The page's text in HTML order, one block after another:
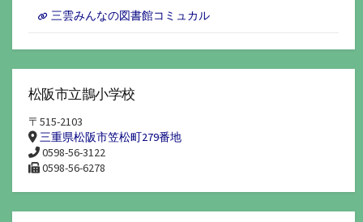
三雲みんなの図書館コミュカル
松阪市立鵲小学校
〒515-2103
三重県松阪市笠松町279番地
0598-56-3122
0598-56-6278